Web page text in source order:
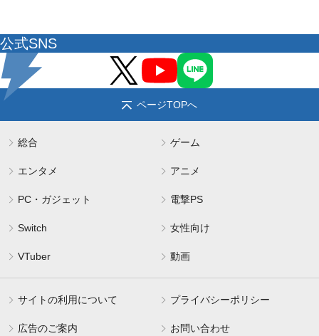
公式SNS
ページTOPへ
総合 ゲーム
エンタメ アニメ
PC・ガジェット 電撃PS
Switch 女性向け
VTuber 動画
サイトの利用について プライバシーポリシー
広告のご案内 お問い合わせ